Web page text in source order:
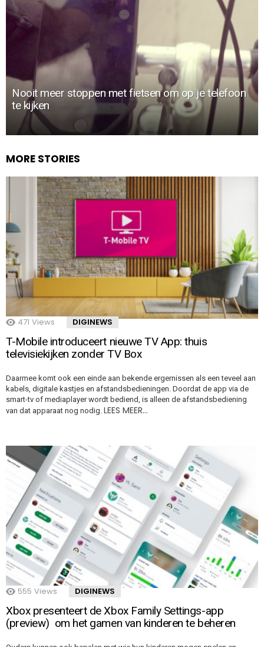
Nooit meer stoppen met fietsen om op je telefoon
te kijken
MORE STORIES
471 Views DIGINEWS
T-Mobile introduceert nieuwe TV App: thuis
televisiekijken zonder TV Box
Daarmee komt ook een einde aan bekende ergernissen als een teveel aan
kabels, digitale kastjes en afstandsbedieningen. Doordat de app via de
smart-tv of mediaplayer wordt bediend, is alleen de afstandsbediening
van dat apparaat nog nodig. LEES MEER…
555 Views DIGINEWS
Xbox presenteert de Xbox Family Settings-app
(preview) om het gamen van kinderen te beheren